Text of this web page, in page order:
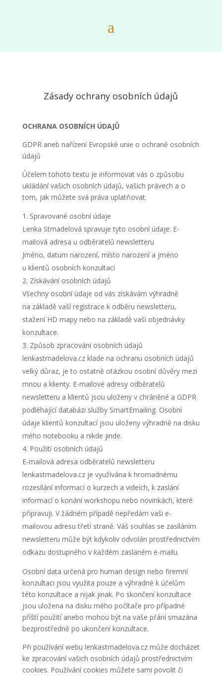
Zásady ochrany osobních údajů
OCHRANA OSOBNÍCH ÚDAJŮ
GDPR aneb nařízení Evropské unie o ochraně osobních
údajů
Účelem tohoto textu je informovat vás o způsobu
ukládání vašich osobních údajů, vašich právech a o
tom, jak můžete svá práva uplatňovat.
Spravované osobní údaje
Lenka Strnadelová spravuje tyto osobní údaje: E-
mailová adresa u odběratelů newsletteru
Jméno, datum narození, místo narození a jméno
u klientů osobních konzultací
Získávání osobních údajů
Všechny osobní údaje od vás získávám výhradně
na základě vaší registrace k odběru newsletteru,
stažení HD mapy nebo na základě vaší objednávky
konzultace.
Způsob zpracování osobních údajů
lenkastrnadelova.cz klade na ochranu osobních údajů
velký důraz, je to ostatně otázkou osobní důvěry mezi
mnou a klienty. E-mailové adresy odběratelů
newsletteru a klientů jsou uloženy v chráněné a GDPR
podléhající databázi služby SmartEmailing. Osobní
údaje klientů konzultací jsou uloženy výhradně na disku
mého notebooku a nikde jinde.
Použití osobních údajů
E-mailová adresa odběratelů newsletteru
lenkastrnadelova.cz je využívána k hromadnému
rozesílání informací o kurzech a videích, k zaslání
informací o konání workshopu nebo novinkách, které
připravuji. V žádném případě nepředám vaši e-
mailovou adresu třetí straně. Váš souhlas se zasíláním
newsletteru může být kdykoliv odvolán prostřednictvím
odkazu dostupného v každém zaslaném e-mailu.
Osobní data určená pro human design nebo firemní
konzultaci jsou využita pouze a výhradně k účelům
této konzultace a nijak jinak. Po skončení konzultace
jsou uložena na disku mého počítače pro případné
příští použití anebo mohou být na vaše přání smazána
bezprostředně po ukončení konzultace.
Při používání webu lenkastrnadelova.cz může docházet
ke zpracování vašich osobních údajů prostřednictvím
cookies. Používání cookies můžete sami povolit či